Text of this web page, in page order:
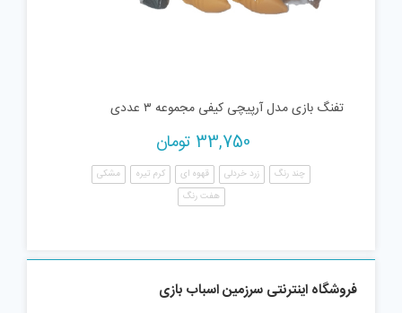
تفنگ بازی مدل آرپیچی کیفی مجموعه ۳ عددی
33,750 تومان
چند رنگ زرد خردلی قهوه ای کرم تیره
مشکی
هفت رنگ
فروشگاه اینترنتی سرزمین اسباب بازی